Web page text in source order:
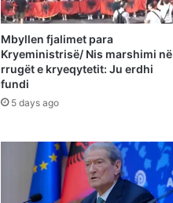
Mbyllen fjalimet para
Kryeministrisë/ Nis marshimi në
rrugët e kryeqytetit: Ju erdhi
fundi
5 days ago